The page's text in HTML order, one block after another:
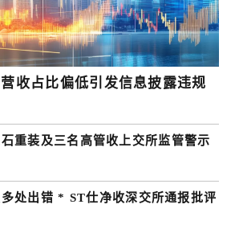
收占比偏低引发信息披露违规
重装及三名高管收上交所监管警示
处出错 * ST仕净收深交所通报批评